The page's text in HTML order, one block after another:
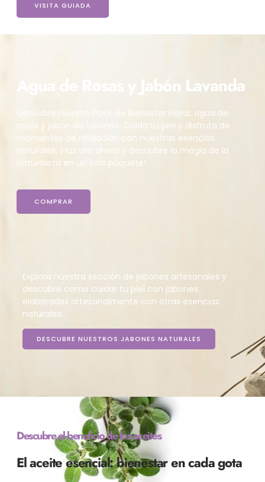
VISITA GUIADA
Agua de Rosas y Jabón Lavanda
Descubre nuestro Pack de Bienestar Floral: agua de
rosas y jabón de lavanda. Cuida tu piel y disfruta de
momentos de relajación con nuestras esencias
naturales. ¡Haz clic ahora y descubre la magia de la
naturaleza en un solo paquete!
COMPRAR
Explora nuestra sección de jabones artesanales y
descubre como cuidar tu piel con jabones
elaborados artesanalmente con otras esencias
naturales.
DESCUBRE NUESTROS JABONES NATURALES
Descubre el beneficio de los aceites
El aceite esencial: bienestar en cada gota